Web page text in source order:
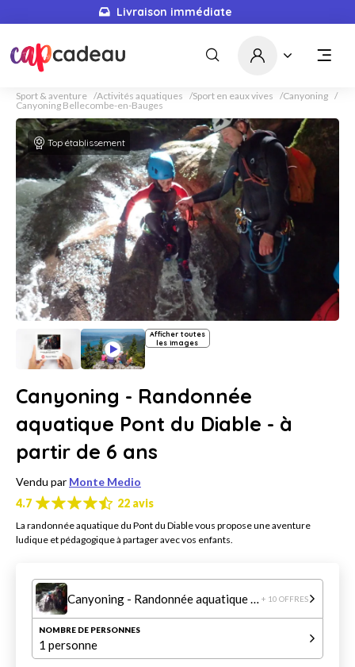
Livraison immédiate
Sport & aventure Activités aquatiques Sport en eaux vives
Canyoning
Canyoning Bellecombe-en-Bauges
Top établissement
Afficher toutes
les images
Canyoning - Randonnée
aquatique Pont du Diable - à
partir de 6 ans
Vendu par Monte Medio
4.7
22 avis
La randonnée aquatique du Pont du Diable vous propose une aventure
ludique et pédagogique à partager avec vos enfants.
Canyoning - Randonnée aquatique Pont du Diable - à partir de 6 ans + 10 OFFRES
NOMBRE DE PERSONNES
1 personne